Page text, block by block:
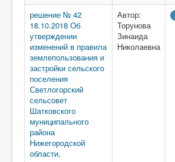
решение № 42
18.10.2018 Об
утверждении
изменений в правила
землепользования и
застройки сельского
поселения
Светлогорский
сельсовет
Шатковского
муниципального
района
Нижегородской
области,
Автор:
Торунова
Зинаида
Николаевна